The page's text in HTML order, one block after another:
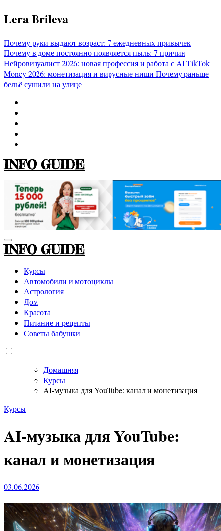
Перейти
к
Lera Brileva
Почему руки выдают возраст: 7 ежедневных привычек
Почему в доме постоянно появляется пыль: 7 причин
Нейровизуалист 2026: новая профессия и работа с AITikTok
Money 2026: монетизация и вирусные ниши Почему раньше
бельё сушили на улице
INFO GUIDE
INFO GUIDE
Курсы
Автомобили и мотоциклы
Астрология
Дом
Красота
Питание и рецепты
Советы бабушки
Домашняя
Курсы
AI-музыка для YouTube: канал и монетизация
Курсы
AI-музыка для YouTube:
канал и монетизация
03.06.2026